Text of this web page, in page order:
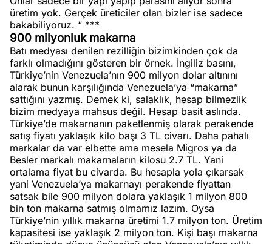
üretim yok. Gerçek üreticiler olan bizler ise sadece
bakabiliyoruz. “ ***
900 milyonluk makarna
Batı medyası denilen rezilliğin bizimkinden çok da
farklı olmadığını gösteren bir örnek. İngiliz basını,
Türkiye’nin Venezuela’nın 900 milyon dolar altınını
alarak bunun karşılığında Venezuela’ya “makarna”
sattığını yazmış. Demek ki, salaklık, hesap bilmezlik
bizim medyaya mahsus değil. Hesap basit aslında.
Türkiye’de makarnanın paketlenmiş olarak perakende
satış fiyatı yaklaşık kilo başı 3 TL civarı. Daha pahalı
markalar da var elbette ama mesela Migros ya da
Besler markalı makarnaların kilosu 2.7 TL. Yani
ortalama fiyat bu civarda. Bu hesapla yola çıkarsak
yani Venezuela’ya makarnayı perakende fiyattan
satsak bile 900 milyon dolara yaklaşık 1 milyon 800
bin ton makarna satmış olmamız lazım. Oysa
Türkiye’nin yıllık makarna üretimi 1.7 milyon ton. Üretim
kapasitesi ise yaklaşık 2 milyon ton. Kişi başı makarna